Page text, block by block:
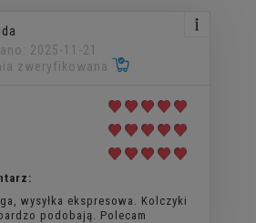
2025-11-21
zweryfikowana
wysyłka ekspresowa. Kolczyki
podobają. Polecam